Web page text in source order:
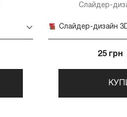
Слайдер-
Слайдер-дизайн
25 грн